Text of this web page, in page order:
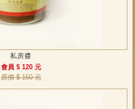
私房醬
會員 $ 120 元
原價 $ 150 元